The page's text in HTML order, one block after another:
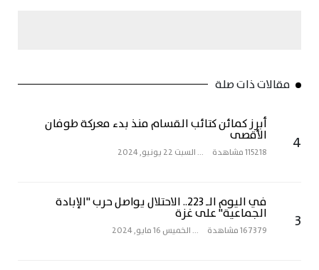
مقالات ذات صلة
4
أبرز كمائن كتائب القسام منذ بدء معركة طوفان
الأقصى
115218 مشاهدة ...السبت 22 يونيو, 2024
3
في اليوم الـ 223.. الاحتلال يواصل حرب "الإبادة
الجماعية" على غزة
167379 مشاهدة ...الخميس 16 مايو, 2024